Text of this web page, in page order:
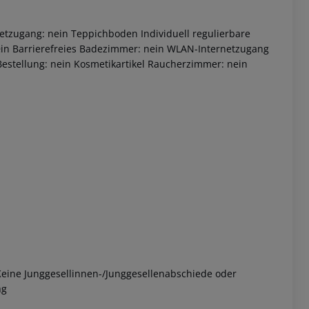
nein Teppichboden Individuell regulierbare
Barrierefreies Badezimmer: nein WLAN-Internetzugang
nein Kosmetikartikel Raucherzimmer: nein
Junggesellinnen-/Junggesellenabschiede oder